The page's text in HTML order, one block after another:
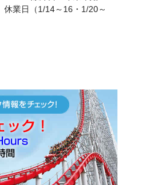
休業日（1/14～16・1/20～